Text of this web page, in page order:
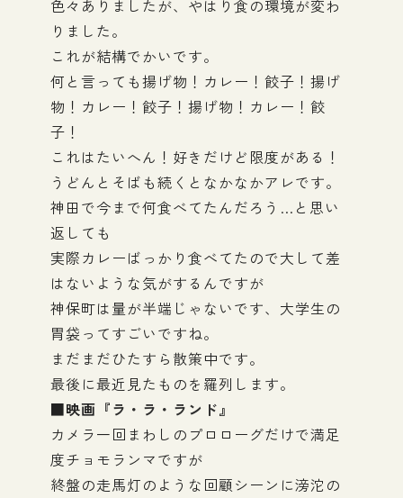
色々ありましたが、やはり食の環境が変わ
りました。
これが結構でかいです。
何と言っても揚げ物！カレー！餃子！揚げ
物！カレー！餃子！揚げ物！カレー！餃
子！
これはたいへん！好きだけど限度がある！
うどんとそばも続くとなかなかアレです。
神田で今まで何食べてたんだろう…と思い
返しても
実際カレーばっかり食べてたので大して差
はないような気がするんですが
神保町は量が半端じゃないです、大学生の
胃袋ってすごいですね。
まだまだひたすら散策中です。
最後に最近見たものを羅列します。
■映画『ラ・ラ・ランド』
カメラ一回まわしのプロローグだけで満足
度チョモランマですが
終盤の走馬灯のような回顧シーンに滂沱の